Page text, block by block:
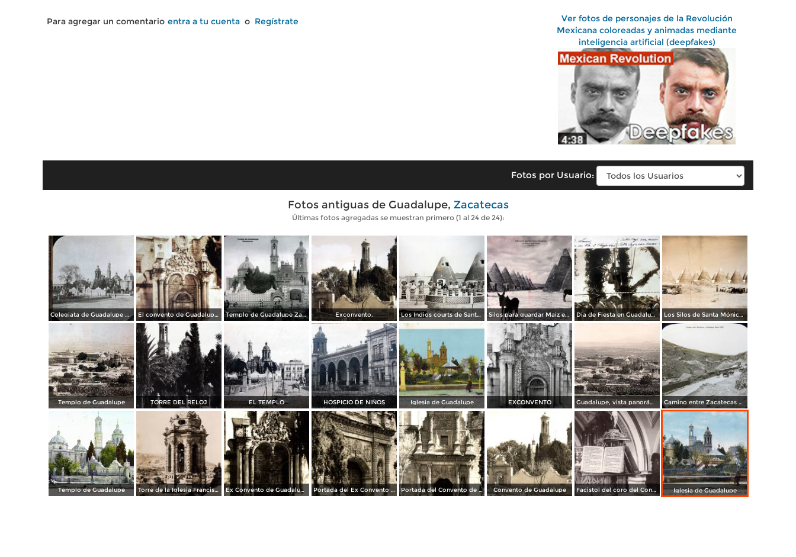
Para agregar un comentario entra a tu cuenta o Regístrate
Ver fotos de personajes de la Revolución
Mexicana coloreadas y animadas mediante
inteligencia artificial (deepfakes)
Fotos por Usuario:
Fotos antiguas de Guadalupe, Zacatecas
Últimas fotos agregadas se muestran primero (1 al 24 de 24):
Colegiata de Guadalupe por el fotografo William H. Rau. El convento de Guadalupe por el Fotógrafo Hugo Brehme. Templo de Guadalupe Zacatecas. Exconvento. Los Indios courts de Santa Mónica, Guadalupe, Zacatecas Silos para guardar Maiz en Santa Monica Zacatecas ( Fechada el 4 de Junio de 1950 ) NO PARA VENTA Dia de Fiesta en Guadalupe Zacatecas ( Fechada el dia 10 de Noviembre de 1904 ). Los Silos de Santa Mónica (bellísimo conjunto)
Templo de Guadalupe TORRE DEL RELOJ EL TEMPLO HOSPICIO DE NIÑOS Iglesia de Guadalupe EXCONVENTO Guadalupe, vista panorámica Camino entre Zacatecas y Guadalupe
Templo de Guadalupe Torre de la Iglesia Franciscana Ex Convento de Guadalupe Portada del Ex Convento de Guadalupe Portada del Convento de Guadalupe Convento de Guadalupe Facistol del coro del Convento de Guadalupe Iglesia de Guadalupe